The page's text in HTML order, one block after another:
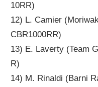
10RR)
12) L. Camier
CBR1000RR)
13) E. Laverty (Team
R)
14) M. Rinaldi (Barni